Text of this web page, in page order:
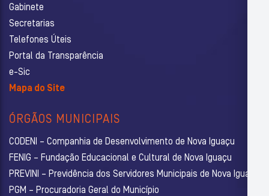
Gabinete
Secretarias
Telefones Úteis
Portal da Transparência
e-Sic
Mapa do Site
ÓRGÃOS MUNICIPAIS
CODENI – Companhia de Desenvolvimento de Nova Iguaçu
FENIG – Fundação Educacional e Cultural de Nova Iguaçu
PREVINI – Previdência dos Servidores Municipais de Nova Iguaçu
PGM – Procuradoria Geral do Município